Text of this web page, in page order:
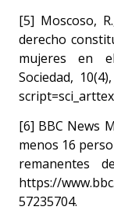
[5] Moscoso,
derecho
mujeres en
Sociedad,
[6] BBC News
menos 16
remanentes
https://
57235704.